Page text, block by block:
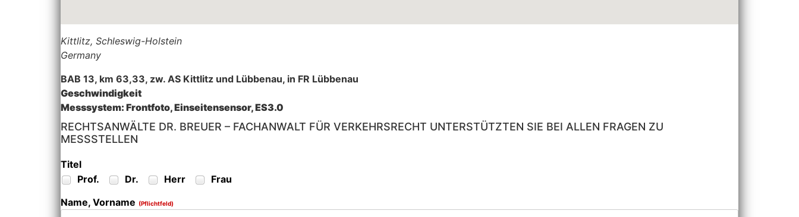
Kittlitz, Schleswig-Holstein
Germany
BAB 13, km 63,33, zw. AS Kittlitz und Lübbenau, in FR Lübbenau
Geschwindigkeit
Messsystem: Frontfoto, Einseitensensor, ES3.0
RECHTSANWÄLTE DR. BREUER – FACHANWALT FÜR VERKEHRSRECHT UNTERSTÜTZTEN SIE BEI ALLEN FRAGEN ZU
MESSSTELLEN
Titel
Prof.
Dr. Herr
Frau
Name, Vorname (Pflichtfeld)